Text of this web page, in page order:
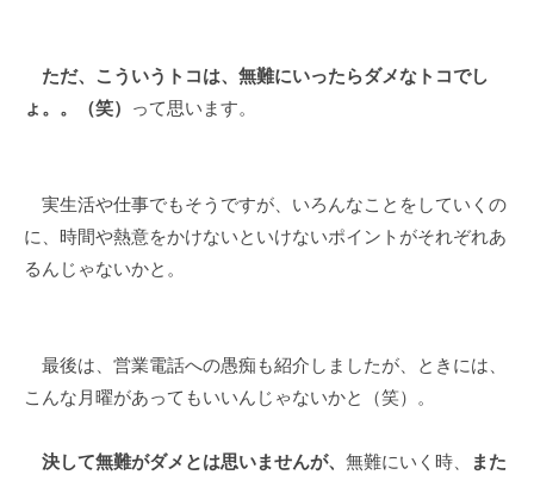
ただ、こういうトコは、無難にいったらダメなトコでし
ょ。。（笑）
って思います。
実生活や仕事でもそうですが、いろんなことをしていくの
に、時間や熱意をかけないといけないポイントがそれぞれあ
るんじゃないかと。
最後は、営業電話への愚痴も紹介しましたが、ときには、
こんな月曜があってもいいんじゃないかと（笑）。
決して無難がダメとは思いませんが、 無難にいく時、
また